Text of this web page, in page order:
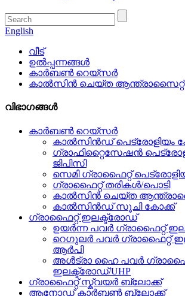
English
വീട്
ഉൽപ്പന്നങ്ങൾ
കാർബൺ റെയ്‌സർ
കാൽസിൻ ചെയ്ത ആന്ത്രാസൈറ്റ്
വിഭാഗങ്ങൾ
കാർബൺ റെയ്‌സർ
കാൽസിൻഡ് പെട്രോളിയം
ഗ്രാഫിറ്റൈസേഷൻ
ജിപിസി
സെമി ഗ്രാഫൈറ്റ്
ഗ്രാഫൈറ്റ് തരികൾ/പൊടി
കാൽസിൻ ചെയ്ത
കാൽസിൻഡ് സൂചി കോക്ക്
ഗ്രാഫൈറ്റ് ഇലക്ട്രോഡ്
ഉയർന്ന പവർ ഗ്രാഫൈറ്റ്
റെഗുലർ പവർ ഗ്രാഫൈറ്റ്
ആർപി
അൾട്രാ ഹൈ പവർ
ഇലക്ട്രോഡ്/UHP
ഗ്രാഫൈറ്റ് സ്ക്വയർ ബ്ലോക്ക്
ആനോഡ് കാർബൺ ബ്ലോക്ക്